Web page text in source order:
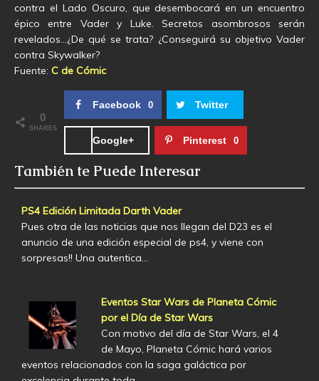
contra el Lado Oscuro, que desembocará en un encuentro
épico entre Vader y Luke. Secretos asombrosos serán
revelados…¿De qué se trata? ¿Conseguirá su objetivo Vader
contra Skywalker?
Fuente: C de Cómic
0
SHARES
Facebook 0 Twitter
Google+ Pinterest 0
También te Puede Interesar
PS4 Edición Limitada Darth Vader
Pues otra de las noticias que nos llegan del D23 es el
anuncio de una edición especial de ps4, y viene con
sorpresas!! Una autentica…
Eventos Star Wars de Planeta Cómic
por el Día de Star Wars
Con motivo del día de Star Wars, el 4
de Mayo, Planeta Cómic hará varios
eventos relacionados con la saga galáctica por